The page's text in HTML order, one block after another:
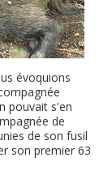
évoquions
pouvait s'en
de
de son fusil
son premier 63